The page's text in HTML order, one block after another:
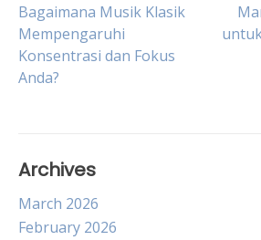
Post
navigation
Bagaimana Musik Klasik
Mempengaruhi
Konsentrasi dan Fokus
Anda?
Archives
March 2026
February 2026